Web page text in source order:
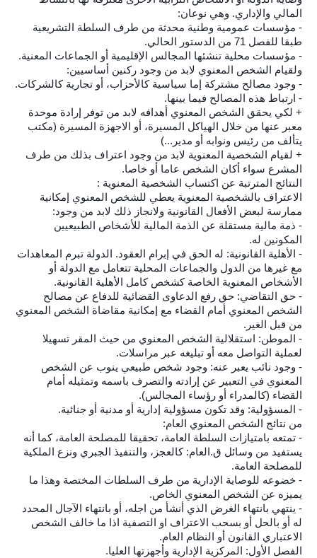
المالي والإداري. وهي نوعان:
- مؤسسات عمومية وطنية محدثة من طرف السلطة التشريعية
طبقا للفصل 71 من الدستور الحالي.
- مؤسسات محلية تنشئها المجالس الإقليمية أو الجماعات المعنية.
ولقيام الشخص المعنوي لابد من وجود ركنين أساسيين:
- وجود مصالح مشتركة إما سياسية كالأحزاب، أو تجارية كالشركات.
- ارتباط هذه المصالح فيما بينها.
+ لكي يحقق الشخص المعنوي أهدافه لابد من توفر إرادة موحدة
معبر عنها من خلال الهياكل المسيرة، أو الاجهزة المسيرة (مكتب
يتألف من رئيس ونوابه أو مدير...)
+ لقيام الشخصية المعنوية لابد من وجود اعتراف بذلك من طرف
المشرع سواء أكان الشخص عاما أو خاصا.
النتائج المترتبة عن اكتساب الشخصية المعنوية :
الاعتراف بالشخصية المعنوية يعطي للشخص المعنوي إمكانية
ممارسة لبعض الأفعال القانونية ولانجاز ذلك لابد من وجود:
- ذمة مالية مستقلة عن الذمة المالية للأشخاص الطبيعيين
المكونين له.
- الأهلية القانونية: له الحق في إبرام العقود. الدولة تبرم المعاهدات
مع غيرها من الدول والجماعات المحلية تتعامل مع الدولة أو
الأشخاص المعنوية الخاصة كشخص كامل الأهلية القانونية.
- حق التقاضي: حق رفع الدعاوى القضائية للدفاع عن مصالح
الشخص المعنوي أمام القضاء مع إمكانية مقاضاة الشخص المعنوي
من قبل الغير.
- الموطن: استقلالية الشخص المعنوي من حيث المقر تسهيلا
لعملية التواصل معه أو تبليغه عبر مراسلات.
- وجود نائب يعبر عنه: وجود شخص طبيعي ينوب عن الشخص
المعنوي في التعبير عن إرادته والتصرف باسمه وتمثيله أمام
القضاء (كالمدراء أو رؤساء المجالس).
- المسؤولية: وقد تكون مسؤولية إدارية أو مدنية أو جنائية.
من نتائج الشخص المعنوي العام:
- تمتعه بامتيازات السلطة العامة، تحقيقا للمصلحة العامة، كما أنه
يستفيد من وسائل ق.العام: كالعجز، والتنفيذ الجبري ونزع الملكية
للمصلحة العامة.
- خضوعه للوصاية الإدارية من طرف السلطات المختصة وهذا ما
يميزه عن الشخص المعنوي الخاص.
- ينتهي بانتهاء الغرض الذي أنشأ من اجله، أو بانتهاء الآجال المحدد
له أو بالحل أو بسحب الاعتراف او التصفية اذا ما خالف الشخص
الاعتباري القانون أو النظام العام.
الفصل الأول: المركزية الإدارية وأجهزتها العليا.